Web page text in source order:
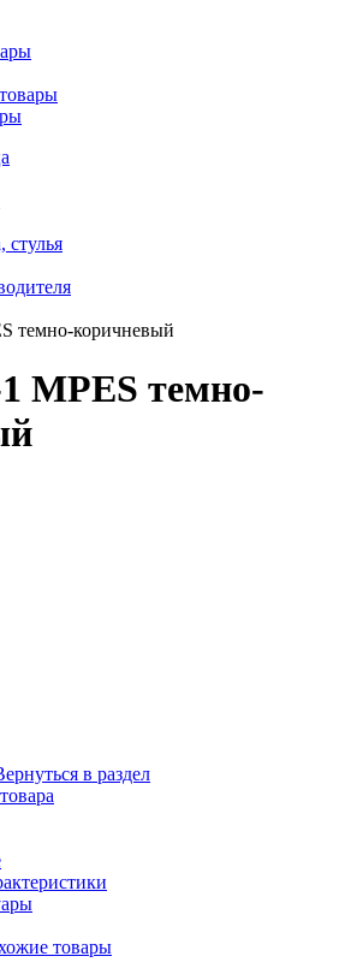
стулья
темно-коричневый
MPES темно-